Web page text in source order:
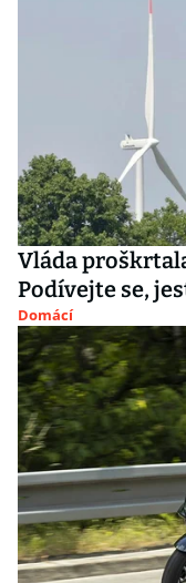
Vláda
Podívejte se,
Domácí